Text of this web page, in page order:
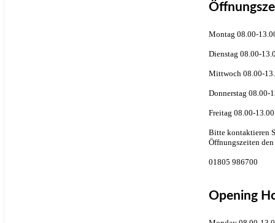
Montag 08.00-
Dienstag 08.00-
Mittwoch 08.00-
Donnerstag 08.00-
Freitag 08.00-
Bitte kontaktieren
Öffnungszeiten
01805 986700
Opening